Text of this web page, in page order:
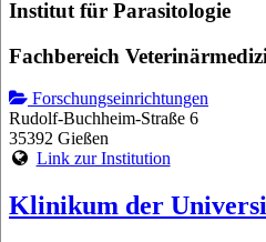
Institut für Parasitologie
Fachbereich
Forschungseinrichtungen
Rudolf-Buchheim-Straße 6
35392 Gießen
Link zur Institution
Klinikum der